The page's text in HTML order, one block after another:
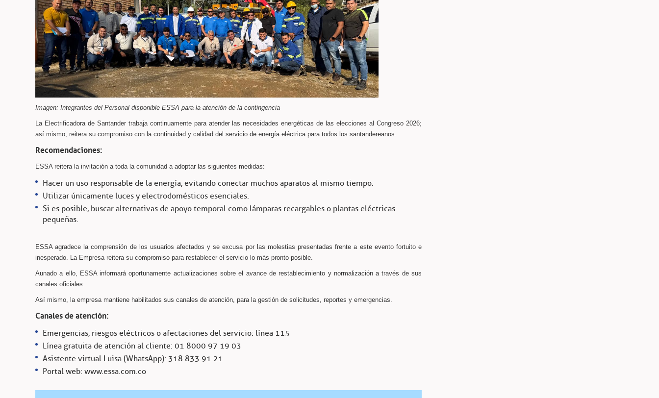
Imagen: Integrantes del Personal disponible ESSA para la atención de la contingencia
La Electrificadora de Santander trabaja continuamente para atender las necesidades energéticas de las elecciones al Congreso 2026;
así mismo, reitera su compromiso con la continuidad y calidad del servicio de energía eléctrica para todos los santandereanos.
Recomendaciones:
ESSA reitera la invitación a toda la comunidad a adoptar las siguientes medidas:
Hacer un uso responsable de la energía, evitando conectar muchos aparatos al mismo tiempo.
Utilizar únicamente luces y electrodomésticos esenciales.
Si es posible, buscar alternativas de apoyo temporal como lámparas recargables o plantas eléctricas
pequeñas.
ESSA agradece la comprensión de los usuarios afectados y se excusa por las molestias presentadas frente a este evento fortuito e
inesperado. La Empresa reitera su compromiso para restablecer el servicio lo más pronto posible.
Aunado a ello, ESSA informará oportunamente actualizaciones sobre el avance de restablecimiento y normalización a través de sus
canales oficiales.
Así mismo, la empresa mantiene habilitados sus canales de atención, para la gestión de solicitudes, reportes y emergencias.
Canales de atención:
Emergencias, riesgos eléctricos o afectaciones del servicio: línea 115
Línea gratuita de atención al cliente: 01 8000 97 19 03
Asistente virtual Luisa (WhatsApp): 318 833 91 21
Portal web: www.essa.com.co⁠